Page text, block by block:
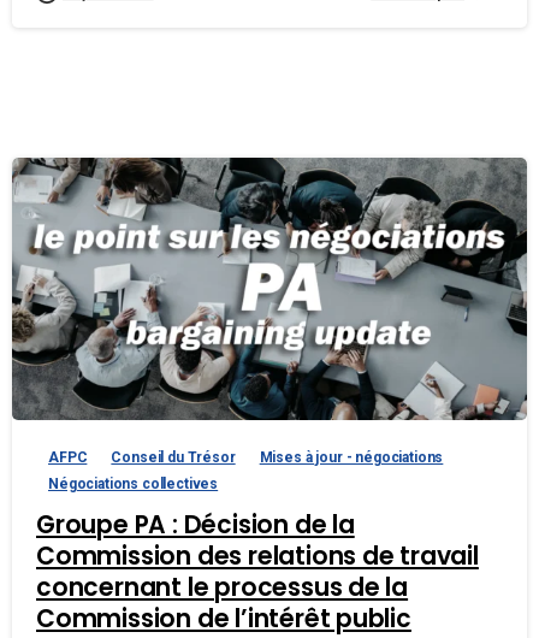
AFPC Conseil du Trésor
Mises à jour - négociations
Négociations collectives
Groupe PA : Décision de la
Commission des relations de travail
concernant le processus de la
Commission de l’intérêt public